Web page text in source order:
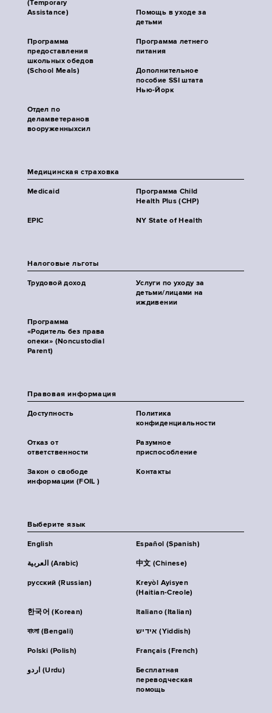
(Temporary
Assistance)
Помощь в уходе за
детьми
Программа
предоставления
школьных обедов
(School Meals)
Программа летнего
питания
Дополнительное
пособие SSI штата
Нью-Йорк
Отдел по
деламветеранов
вооруженныхсил
Медицинская страховка
Medicaid
Программа Child
Health Plus (CHP)
EPIC NY State of Health
Налоговые льготы
Трудовой доход
Услуги по уходу за
детьми/лицами на
иждивении
Программа
«Родитель без права
опеки» (Noncustodial
Parent)
Правовая информация
Доступность
Политика
конфиденциальности
Отказ от
ответственности
Разумное
приспособление
Закон о свободе
информации (FOIL )
Контакты
Выберите язык
English Español (Spanish)
العربية (Arabic) 中文 (Chinese)
русский (Russian)
Kreyòl Ayisyen
(Haitian-Creole)
한국어 (Korean) Italiano (Italian)
বাংলা (Bengali) אידיש (Yiddish)
Polski (Polish) Français (French)
اردو (Urdu)
Бесплатная
переводческая
помощь